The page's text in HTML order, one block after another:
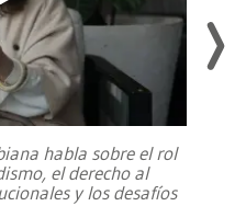
habla sobre el rol
el derecho al
y los desafíos